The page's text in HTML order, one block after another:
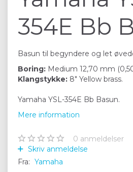
354E Bb
Basun til begyndere og let
Boring: Medium 12,70 mm
Klangstykke: 8" Yellow brass.
Yamaha YSL-354E Bb Basun.
Mere information
0 anmeldelser
Skriv anmeldelse
Fra: Yamaha